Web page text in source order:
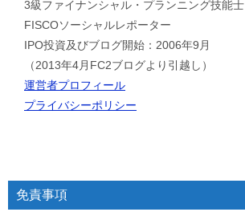
3級ファイナンシャル・プランニング技能士
FISCOソーシャルレポーター
IPO投資及びブログ開始：2006年9月
（2013年4月FC2ブログより引越し）
運営者プロフィール
プライバシーポリシー
免責事項